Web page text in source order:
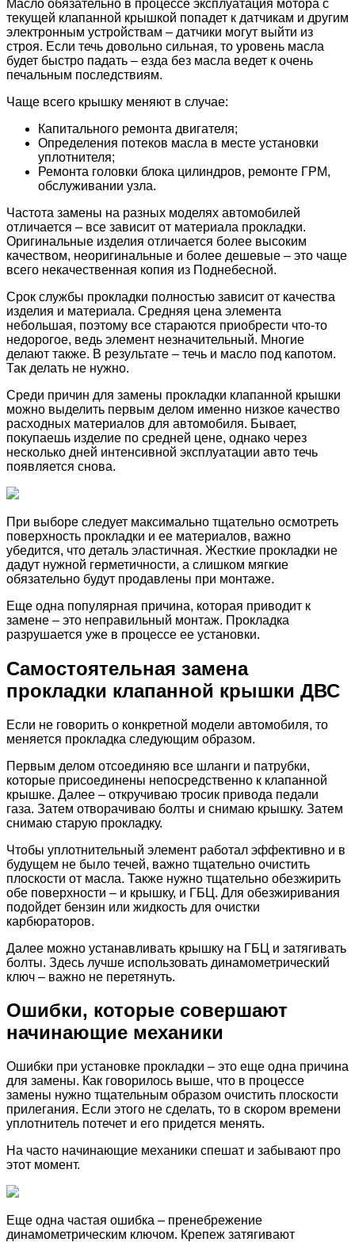
Масло обязательно в процессе эксплуатация мотора с
текущей клапанной крышкой попадет к датчикам и другим
электронным устройствам – датчики могут выйти из
строя. Если течь довольно сильная, то уровень масла
будет быстро падать – езда без масла ведет к очень
печальным последствиям.
Чаще всего крышку меняют в случае:
Капитального ремонта двигателя;
Определения потеков масла в месте установки
уплотнителя;
Ремонта головки блока цилиндров, ремонте ГРМ,
обслуживании узла.
Частота замены на разных моделях автомобилей
отличается – все зависит от материала прокладки.
Оригинальные изделия отличается более высоким
качеством, неоригинальные и более дешевые – это чаще
всего некачественная копия из Поднебесной.
Срок службы прокладки полностью зависит от качества
изделия и материала. Средняя цена элемента
небольшая, поэтому все стараются приобрести что-то
недорогое, ведь элемент незначительный. Многие
делают также. В результате – течь и масло под капотом.
Так делать не нужно.
Среди причин для замены прокладки клапанной крышки
можно выделить первым делом именно низкое качество
расходных материалов для автомобиля. Бывает,
покупаешь изделие по средней цене, однако через
несколько дней интенсивной эксплуатации авто течь
появляется снова.
При выборе следует максимально тщательно осмотреть
поверхность прокладки и ее материалов, важно
убедится, что деталь эластичная. Жесткие прокладки не
дадут нужной герметичности, а слишком мягкие
обязательно будут продавлены при монтаже.
Еще одна популярная причина, которая приводит к
замене – это неправильный монтаж. Прокладка
разрушается уже в процессе ее установки.
Самостоятельная замена
прокладки клапанной крышки ДВС
Если не говорить о конкретной модели автомобиля, то
меняется прокладка следующим образом.
Первым делом отсоединяю все шланги и патрубки,
которые присоединены непосредственно к клапанной
крышке. Далее – откручиваю тросик привода педали
газа. Затем отворачиваю болты и снимаю крышку. Затем
снимаю старую прокладку.
Чтобы уплотнительный элемент работал эффективно и в
будущем не было течей, важно тщательно очистить
плоскости от масла. Также нужно тщательно обезжирить
обе поверхности – и крышку, и ГБЦ. Для обезжиривания
подойдет бензин или жидкость для очистки
карбюраторов.
Далее можно устанавливать крышку на ГБЦ и затягивать
болты. Здесь лучше использовать динамометрический
ключ – важно не перетянуть.
Ошибки, которые совершают
начинающие механики
Ошибки при установке прокладки – это еще одна причина
для замены. Как говорилось выше, что в процессе
замены нужно тщательным образом очистить плоскости
прилегания. Если этого не сделать, то в скором времени
уплотнитель потечет и его придется менять.
На часто начинающие механики спешат и забывают про
этот момент.
Еще одна частая ошибка – пренебрежение
динамометрическим ключом. Крепеж затягивают